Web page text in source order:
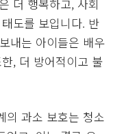
더 행복하고, 사회
도를 보입니다. 반
내는 아이들은 배우
, 더 방어적이고 불
의 과소 보호는 청소